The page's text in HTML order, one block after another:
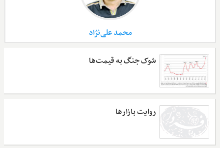
محمد علی‌نژاد
شوک جنگ به قیمت‌ها
روایت بازارها